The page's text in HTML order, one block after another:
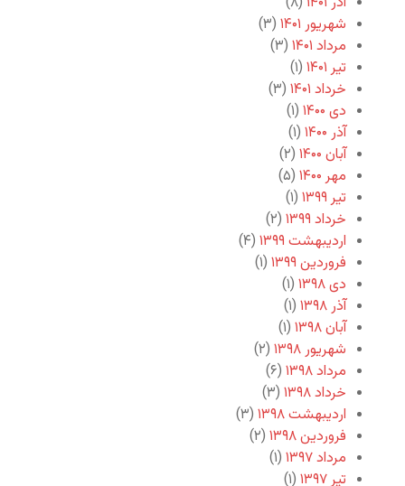
شهریور ۱۴۰۱
(۳)
مرداد ۱۴۰۱
(۳)
تیر ۱۴۰۱
(۱)
خرداد ۱۴۰۱
(۳)
دی ۱۴۰۰
(۱)
آذر ۱۴۰۰
(۱)
آبان ۱۴۰۰
(۲)
مهر ۱۴۰۰
(۵)
تیر ۱۳۹۹
(۱)
خرداد ۱۳۹۹
(۲)
اردیبهشت ۱۳۹۹
(۴)
فروردین ۱۳۹۹
(۱)
دی ۱۳۹۸
(۱)
آذر ۱۳۹۸
(۱)
آبان ۱۳۹۸
(۱)
شهریور ۱۳۹۸
(۲)
مرداد ۱۳۹۸
(۶)
خرداد ۱۳۹۸
(۳)
اردیبهشت ۱۳۹۸
(۳)
فروردین ۱۳۹۸
(۲)
مرداد ۱۳۹۷
(۱)
تیر ۱۳۹۷
(۱)